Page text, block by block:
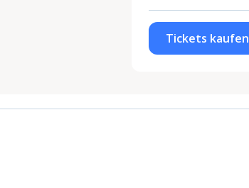
Tickets kaufen